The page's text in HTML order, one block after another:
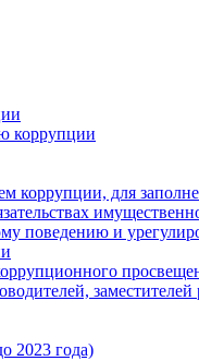
коррупции
коррупции, для
поведению и
2023 года)